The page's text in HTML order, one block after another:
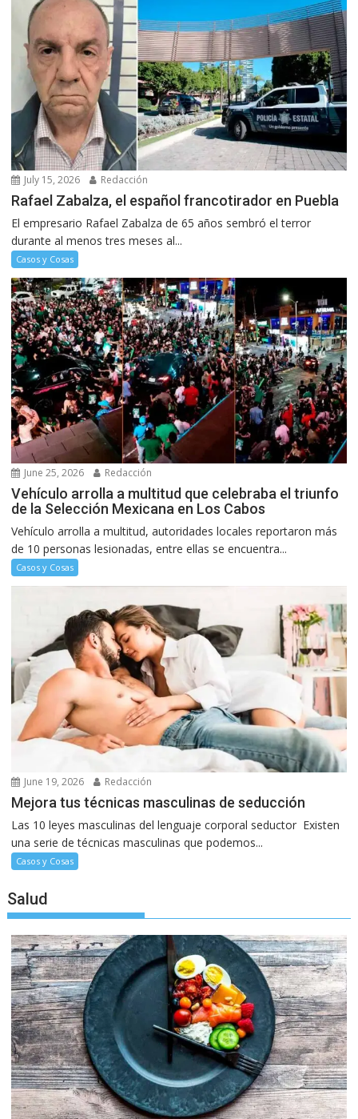
July 15, 2026 Redacción
Rafael Zabalza, el español francotirador en Puebla
El empresario Rafael Zabalza de 65 años sembró el terror
durante al menos tres meses al...
Casos y Cosas
June 25, 2026 Redacción
Vehículo arrolla a multitud que celebraba el triunfo
de la Selección Mexicana en Los Cabos
Vehículo arrolla a multitud, autoridades locales reportaron más
de 10 personas lesionadas, entre ellas se encuentra...
Casos y Cosas
June 19, 2026 Redacción
Mejora tus técnicas masculinas de seducción
Las 10 leyes masculinas del lenguaje corporal seductor Existen
una serie de técnicas masculinas que podemos...
Casos y Cosas
Salud